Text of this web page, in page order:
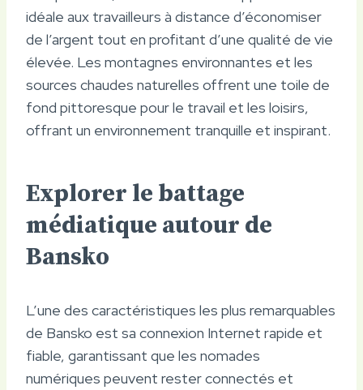
idéale aux travailleurs à distance d’économiser
de l’argent tout en profitant d’une qualité de vie
élevée. Les montagnes environnantes et les
sources chaudes naturelles offrent une toile de
fond pittoresque pour le travail et les loisirs,
offrant un environnement tranquille et inspirant.
Explorer le battage
médiatique autour de
Bansko
L’une des caractéristiques les plus remarquables
de Bansko est sa connexion Internet rapide et
fiable, garantissant que les nomades
numériques peuvent rester connectés et